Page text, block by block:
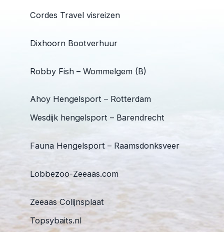
Cordes Travel visreizen
Dixhoorn Bootverhuur
Robby Fish – Wommelgem (B)
Ahoy Hengelsport – Rotterdam
Wesdijk hengelsport – Barendrecht
Fauna Hengelsport – Raamsdonksveer
Lobbezoo-Zeeaas.com
Zeeaas Colijnsplaat
Topsybaits.nl